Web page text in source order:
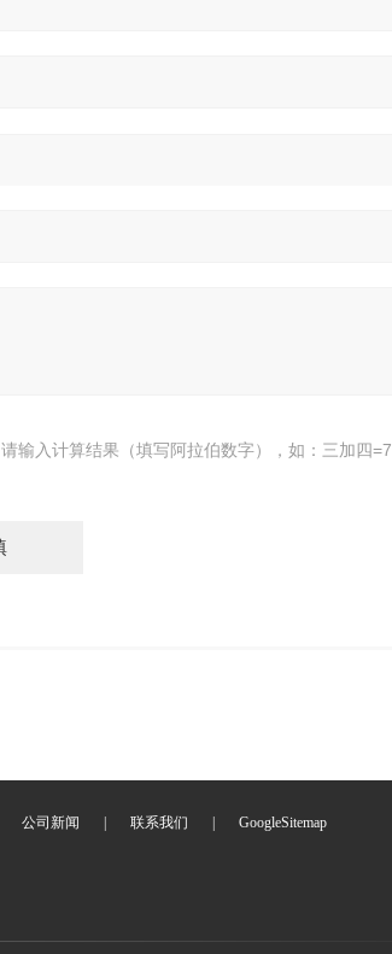
请输入计算结果（填写阿拉伯数字），如：三加四=7
公司新闻 联系我们 GoogleSitemap